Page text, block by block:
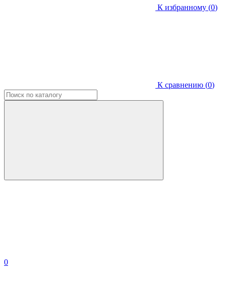
К избранному (0)
К сравнению (0)
0